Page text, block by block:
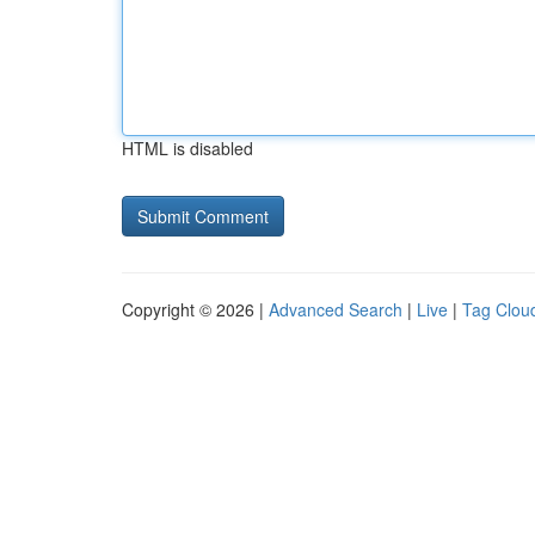
HTML is disabled
Copyright © 2026 | Advanced Search | Live | Tag